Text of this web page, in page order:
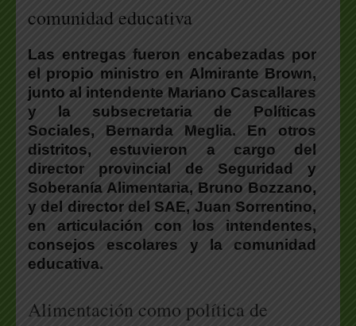
comunidad educativa
Las entregas fueron encabezadas por
el propio ministro en Almirante Brown,
junto al intendente Mariano Cascallares
y la subsecretaria de Políticas
Sociales, Bernarda Meglia. En otros
distritos, estuvieron a cargo del
director provincial de Seguridad y
Soberanía Alimentaria, Bruno Bozzano,
y del director del SAE, Juan Sorrentino,
en articulación con los intendentes,
consejos escolares y la comunidad
educativa.
Alimentación como política de